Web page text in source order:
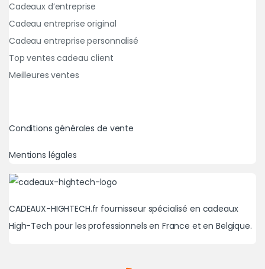
Cadeaux d’entreprise
Cadeau entreprise original
Cadeau entreprise personnalisé
Top ventes cadeau client
Meilleures ventes
Conditions générales de vente
Mentions légales
CADEAUX-HIGHTECH.fr fournisseur spécialisé en cadeaux
High-Tech pour les professionnels en France et en Belgique.